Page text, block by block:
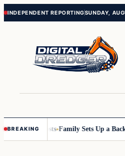
Skip
Skip
INDEPENDENT REPORTINGSUNDAY,
BREAKING
Posts Family Sets Up a